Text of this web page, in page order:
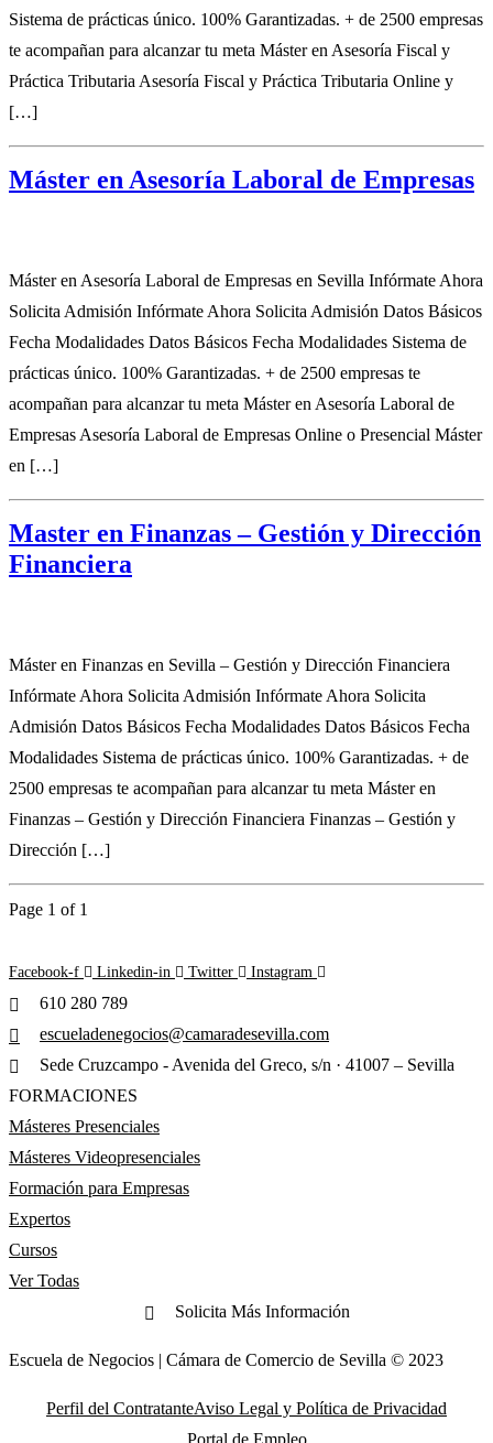
Sistema de prácticas único. 100% Garantizadas. + de 2500 empresas
te acompañan para alcanzar tu meta Máster en Asesoría Fiscal y
Práctica Tributaria Asesoría Fiscal y Práctica Tributaria Online y
[…]
Máster en Asesoría Laboral de Empresas
Máster en Asesoría Laboral de Empresas en Sevilla Infórmate Ahora
Solicita Admisión Infórmate Ahora Solicita Admisión Datos Básicos
Fecha Modalidades Datos Básicos Fecha Modalidades Sistema de
prácticas único. 100% Garantizadas. + de 2500 empresas te
acompañan para alcanzar tu meta Máster en Asesoría Laboral de
Empresas Asesoría Laboral de Empresas Online o Presencial Máster
en […]
Master en Finanzas – Gestión y Dirección
Financiera
Máster en Finanzas en Sevilla – Gestión y Dirección Financiera
Infórmate Ahora Solicita Admisión Infórmate Ahora Solicita
Admisión Datos Básicos Fecha Modalidades Datos Básicos Fecha
Modalidades Sistema de prácticas único. 100% Garantizadas. + de
2500 empresas te acompañan para alcanzar tu meta Máster en
Finanzas – Gestión y Dirección Financiera Finanzas – Gestión y
Dirección […]
Page 1 of 1
Facebook-f Linkedin-in Twitter Instagram
610 280 789
escueladenegocios@camaradesevilla.com
Sede Cruzcampo - Avenida del Greco, s/n · 41007 – Sevilla
FORMACIONES
Másteres Presenciales
Másteres Videopresenciales
Formación para Empresas
Expertos
Cursos
Ver Todas
Solicita Más Información
Escuela de Negocios | Cámara de Comercio de Sevilla © 2023
Perfil del ContratanteAviso Legal y Política de Privacidad